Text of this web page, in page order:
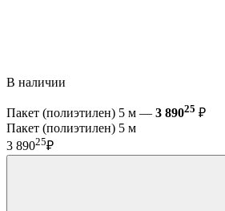
В наличии
Пакет (полиэтилен) 5 м — 3 89025 ₽
Пакет (полиэтилен) 5 м
3 89025₽